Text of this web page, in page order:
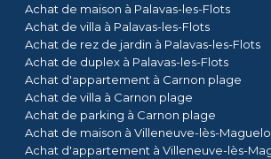
Achat de maison à Palavas-les-Flots
Achat de villa à Palavas-les-Flots
Achat de rez de jardin à Palavas-les-Flots
Achat de duplex à Palavas-les-Flots
Achat d'appartement à Carnon plage
Achat de villa à Carnon plage
Achat de parking à Carnon plage
Achat de maison à Villeneuve-lès-
Achat d'appartement à Villeneuve-lès-